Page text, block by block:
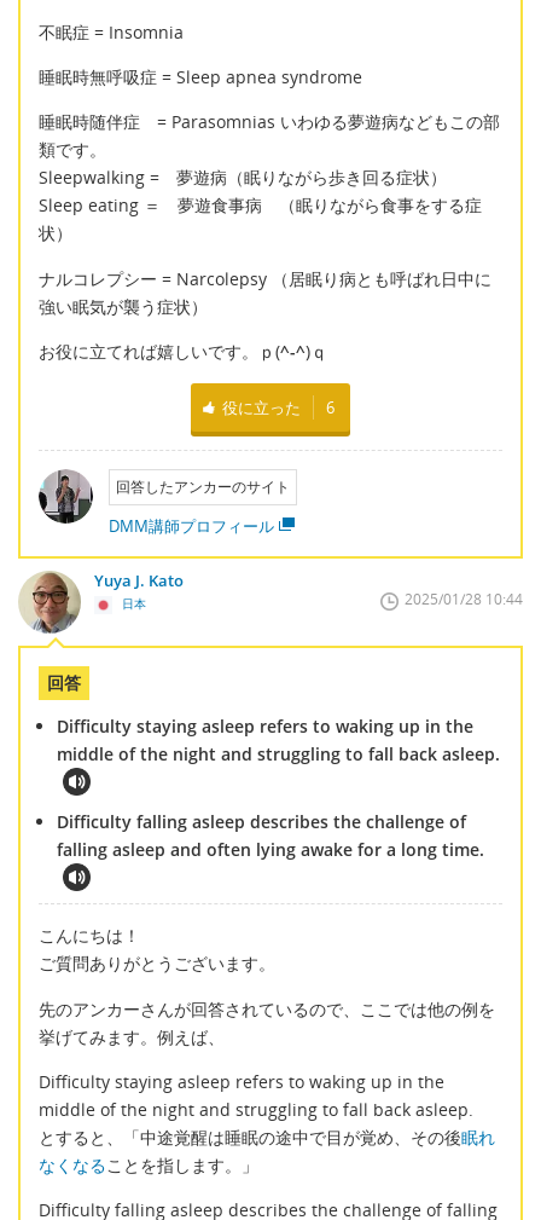
不眠症 = Insomnia
睡眠時無呼吸症 = Sleep apnea syndrome
睡眠時随伴症 = Parasomnias いわゆる夢遊病などもこの部
類です。
Sleepwalking = 夢遊病（眠りながら歩き回る症状）
Sleep eating ＝ 夢遊食事病 （眠りながら食事をする症
状）
ナルコレプシー = Narcolepsy （居眠り病とも呼ばれ日中に
強い眠気が襲う症状）
お役に立てれば嬉しいです。ｐ(^-^)ｑ
役に立った 6
回答したアンカーのサイト
DMM講師プロフィール
Yuya J. Kato
日本 2025/01/28 10:44
回答
Difficulty staying asleep refers to waking up in the
middle of the night and struggling to fall back asleep.
Difficulty falling asleep describes the challenge of
falling asleep and often lying awake for a long time.
こんにちは！
ご質問ありがとうございます。
先のアンカーさんが回答されているので、ここでは他の例を
挙げてみます。例えば、
Difficulty staying asleep refers to waking up in the
middle of the night and struggling to fall back asleep.
とすると、「中途覚醒は睡眠の途中で目が覚め、その後眠れ
なくなることを指します。」
Difficulty falling asleep describes the challenge of falling